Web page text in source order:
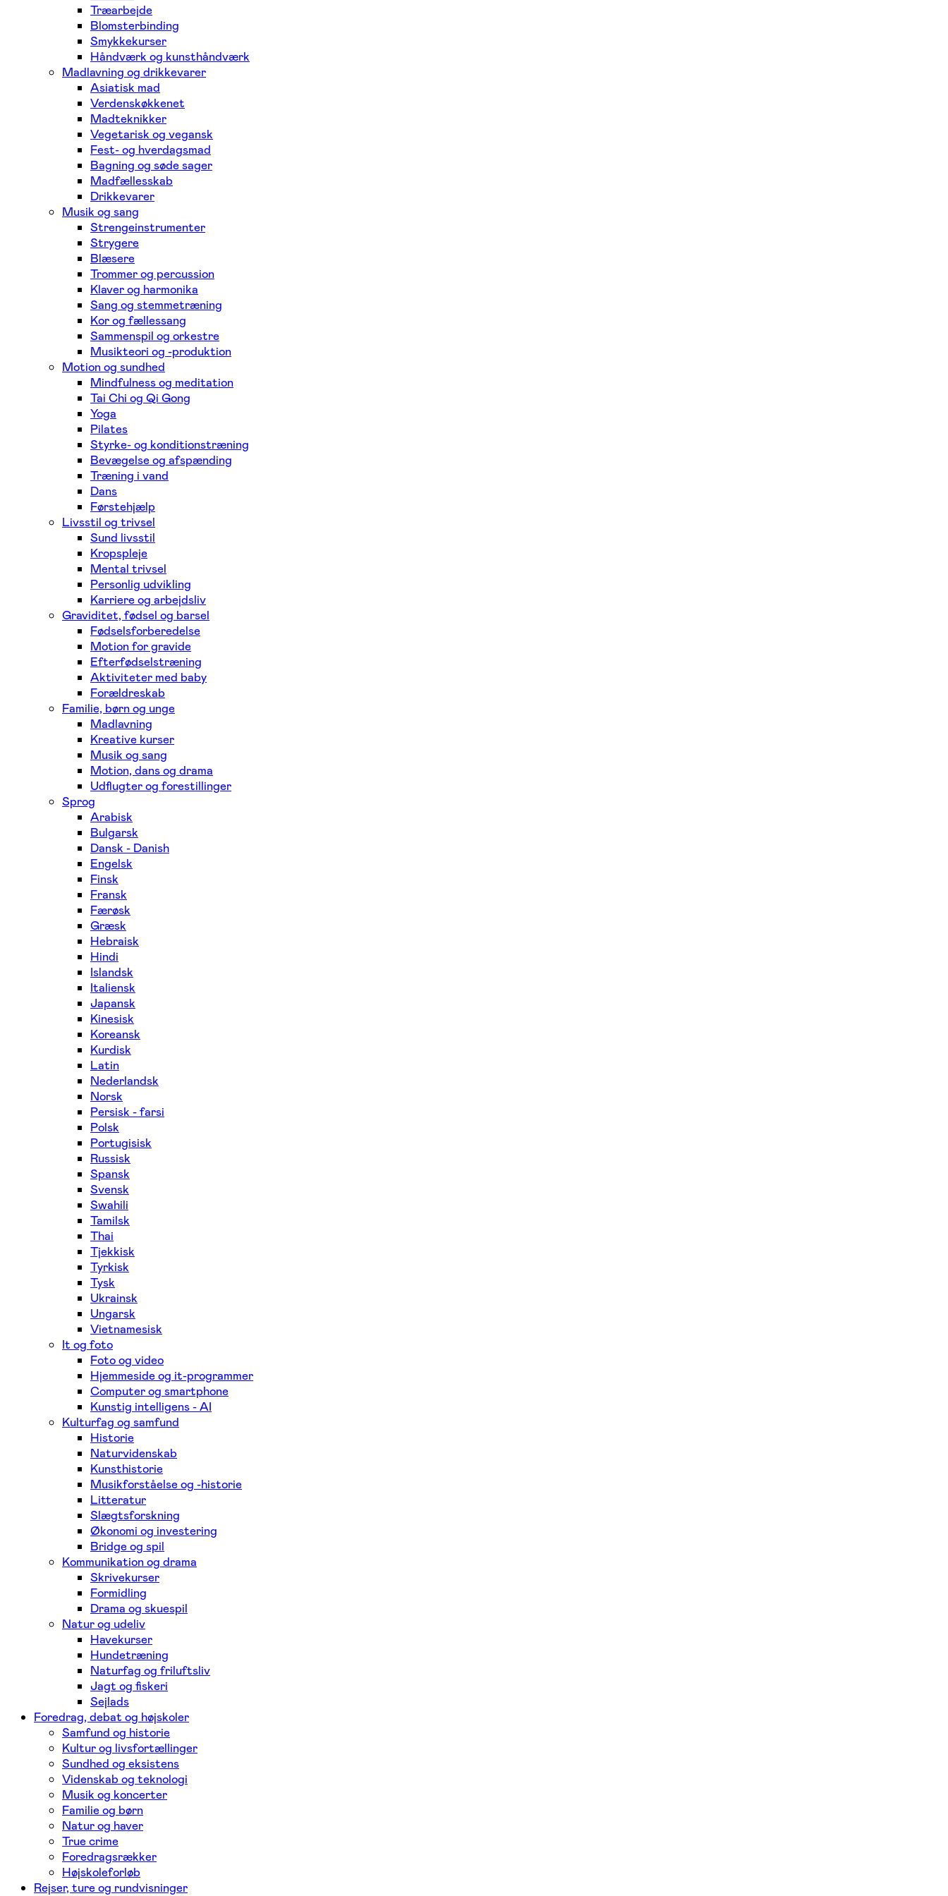
Træarbejde
Blomsterbinding
Smykkekurser
Håndværk og kunsthåndværk
Madlavning og drikkevarer
Asiatisk mad
Verdenskøkkenet
Madteknikker
Vegetarisk og vegansk
Fest- og hverdagsmad
Bagning og søde sager
Madfællesskab
Drikkevarer
Musik og sang
Strengeinstrumenter
Strygere
Blæsere
Trommer og percussion
Klaver og harmonika
Sang og stemmetræning
Kor og fællessang
Sammenspil og orkestre
Musikteori og -produktion
Motion og sundhed
Mindfulness og meditation
Tai Chi og Qi Gong
Yoga
Pilates
Styrke- og konditionstræning
Bevægelse og afspænding
Træning i vand
Dans
Førstehjælp
Livsstil og trivsel
Sund livsstil
Kropspleje
Mental trivsel
Personlig udvikling
Karriere og arbejdsliv
Graviditet, fødsel og barsel
Fødselsforberedelse
Motion for gravide
Efterfødselstræning
Aktiviteter med baby
Forældreskab
Familie, børn og unge
Madlavning
Kreative kurser
Musik og sang
Motion, dans og drama
Udflugter og forestillinger
Sprog
Arabisk
Bulgarsk
Dansk - Danish
Engelsk
Finsk
Fransk
Færøsk
Græsk
Hebraisk
Hindi
Islandsk
Italiensk
Japansk
Kinesisk
Koreansk
Kurdisk
Latin
Nederlandsk
Norsk
Persisk - farsi
Polsk
Portugisisk
Russisk
Spansk
Svensk
Swahili
Tamilsk
Thai
Tjekkisk
Tyrkisk
Tysk
Ukrainsk
Ungarsk
Vietnamesisk
It og foto
Foto og video
Hjemmeside og it-programmer
Computer og smartphone
Kunstig intelligens - AI
Kulturfag og samfund
Historie
Naturvidenskab
Kunsthistorie
Musikforståelse og -historie
Litteratur
Slægtsforskning
Økonomi og investering
Bridge og spil
Kommunikation og drama
Skrivekurser
Formidling
Drama og skuespil
Natur og udeliv
Havekurser
Hundetræning
Naturfag og friluftsliv
Jagt og fiskeri
Sejlads
Foredrag, debat og højskoler
Samfund og historie
Kultur og livsfortællinger
Sundhed og eksistens
Videnskab og teknologi
Musik og koncerter
Familie og børn
Natur og haver
True crime
Foredragsrækker
Højskoleforløb
Rejser, ture og rundvisninger